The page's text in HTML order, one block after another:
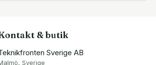
& butik
Sverige AB
Sverige